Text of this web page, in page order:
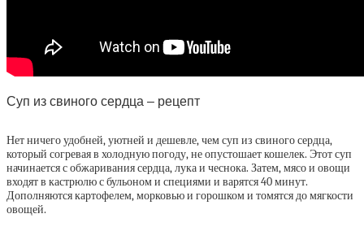
Суп из свиного сердца – рецепт
Нет ничего удобней, уютней и дешевле, чем суп из свиного сердца,
который согревая в холодную погоду, не опустошает кошелек. Этот суп
начинается с обжаривания сердца, лука и чеснока. Затем, мясо и овощи
входят в кастрюлю с бульоном и специями и варятся 40 минут.
Дополняются картофелем, морковью и горошком и томятся до мягкости
овощей.